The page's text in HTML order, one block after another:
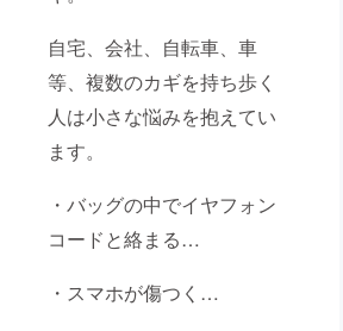
自宅、会社、自転車、車
等、複数のカギを持ち歩く
人は小さな悩みを抱えてい
ます。
・バッグの中でイヤフォン
コードと絡まる…
・スマホが傷つく…